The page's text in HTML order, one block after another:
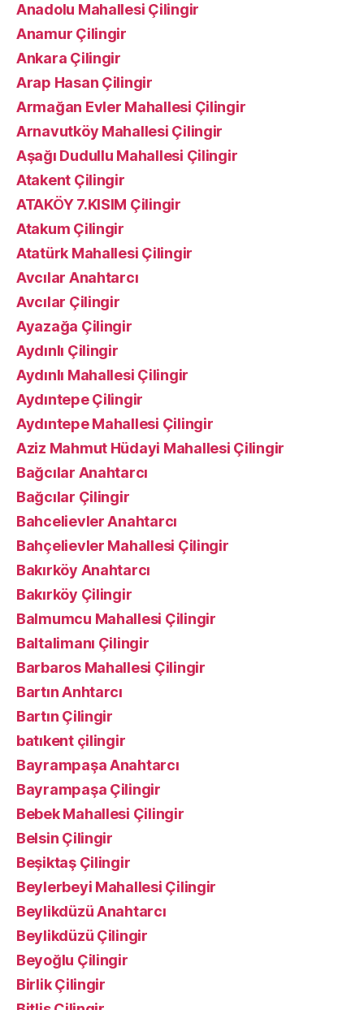
Anadolu Mahallesi Çilingir
Anamur Çilingir
Ankara Çilingir
Arap Hasan Çilingir
Armağan Evler Mahallesi Çilingir
Arnavutköy Mahallesi Çilingir
Aşağı Dudullu Mahallesi Çilingir
Atakent Çilingir
ATAKÖY 7.KISIM Çilingir
Atakum Çilingir
Atatürk Mahallesi Çilingir
Avcılar Anahtarcı
Avcılar Çilingir
Ayazağa Çilingir
Aydınlı Çilingir
Aydınlı Mahallesi Çilingir
Aydıntepe Çilingir
Aydıntepe Mahallesi Çilingir
Aziz Mahmut Hüdayi Mahallesi Çilingir
Bağcılar Anahtarcı
Bağcılar Çilingir
Bahcelievler Anahtarcı
Bahçelievler Mahallesi Çilingir
Bakırköy Anahtarcı
Bakırköy Çilingir
Balmumcu Mahallesi Çilingir
Baltalimanı Çilingir
Barbaros Mahallesi Çilingir
Bartın Anhtarcı
Bartın Çilingir
batıkent çilingir
Bayrampaşa Anahtarcı
Bayrampaşa Çilingir
Bebek Mahallesi Çilingir
Belsin Çilingir
Beşiktaş Çilingir
Beylerbeyi Mahallesi Çilingir
Beylikdüzü Anahtarcı
Beylikdüzü Çilingir
Beyoğlu Çilingir
Birlik Çilingir